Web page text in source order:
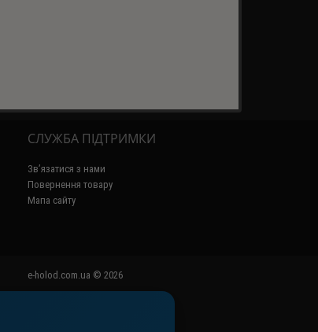
СЛУЖБА ПІДТРИМКИ
Зв’язатися з нами
Повернення товару
Мапа сайту
e-holod.com.ua © 2026